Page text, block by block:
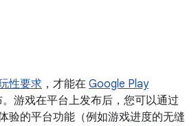
性要求 ，才能在 Google Play
游戏在平台上发布后，您可以通过
验的平台功能（例如游戏进度的无缝